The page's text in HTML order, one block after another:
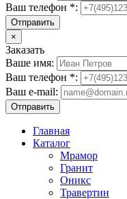
Ваш телефон *:
Отправить
×
Заказать
Ваше имя:
Ваш телефон *:
Ваш e-mail:
Отправить
Главная
Каталог
Мрамор
Гранит
Оникс
Травертин